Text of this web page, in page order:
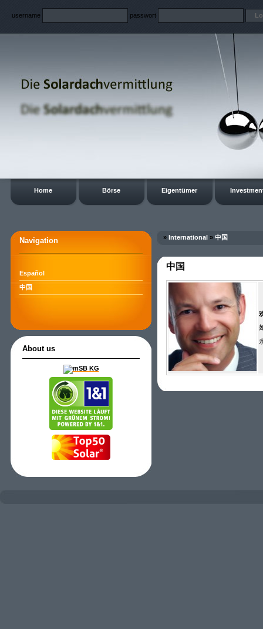
username passwort
Home Börse Eigentümer
Navigation
Español
中国
About us
» International » 中国
中国